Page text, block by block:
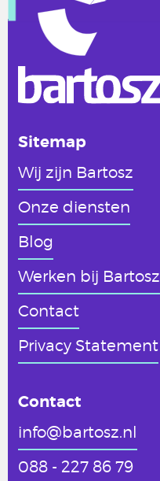
Sitemap
Wij zijn Bartosz
Onze diensten
Blog
Werken bij Bartosz
Contact
Privacy Statement
Contact
info@bartosz.nl
088 - 227 86 79